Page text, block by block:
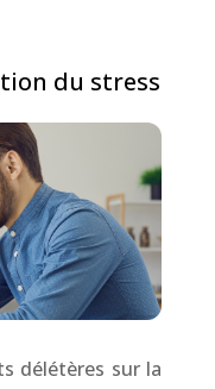
du stress
délétères sur la